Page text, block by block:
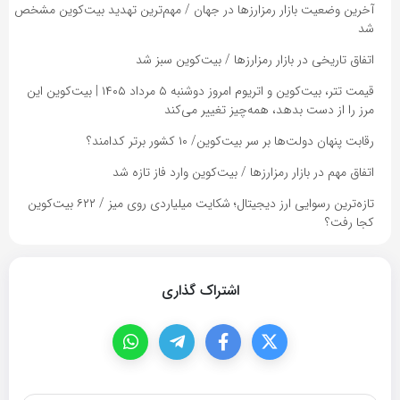
آخرین وضعیت بازار رمزارزها در جهان / مهم‌ترین تهدید بیت‌کوین مشخص
شد
اتفاق تاریخی در بازار رمزارزها / بیت‌کوین سبز شد
قیمت تتر، بیت‌کوین و اتریوم امروز دوشنبه ۵ مرداد ۱۴۰۵ | بیت‌کوین این
مرز را از دست بدهد، همه‌چیز تغییر می‌کند
رقابت پنهان دولت‌ها بر سر بیت‌کوین/ ۱۰ کشور برتر کدامند؟
اتفاق مهم در بازار رمزارزها / بیت‌کوین وارد فاز تازه شد
تازه‌ترین رسوایی ارز دیجیتال؛ شکایت میلیاردی روی میز / ۶۲۲ بیت‌کوین
کجا رفت؟
اشتراک گذاری